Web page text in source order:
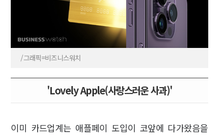
/그래픽=비즈니스워치
'Lovely Apple(사랑스러운 사과)'
이미 카드업계는 애플페이 도입이 코앞에 다가왔음을